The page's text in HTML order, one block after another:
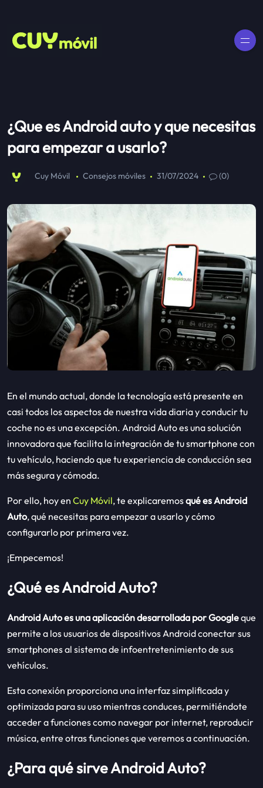
¿Que es Android auto y que necesitas
para empezar a usarlo?
Cuy Móvil Consejos móviles 31/07/2024 (0)
En el mundo actual, donde la tecnología está presente en
casi todos los aspectos de nuestra vida diaria y conducir tu
coche no es una excepción. Android Auto es una solución
innovadora que facilita la integración de tu smartphone con
tu vehículo, haciendo que tu experiencia de conducción sea
más segura y cómoda.
Por ello, hoy en Cuy Móvil, te explicaremosqué es Android
Auto, qué necesitas para empezar a usarlo y cómo
configurarlo por primera vez.
¡Empecemos!
¿Qué es Android Auto?
Android Auto es una aplicación desarrollada por Googleque
permite a los usuarios de dispositivos Android conectar sus
smartphones al sistema de infoentretenimiento de sus
vehículos.
Esta conexión proporciona una interfaz simplificada y
optimizada para su uso mientras conduces, permitiéndote
acceder a funciones como navegar por internet, reproducir
música, entre otras funciones que veremos a continuación.
¿Para qué sirve Android Auto?